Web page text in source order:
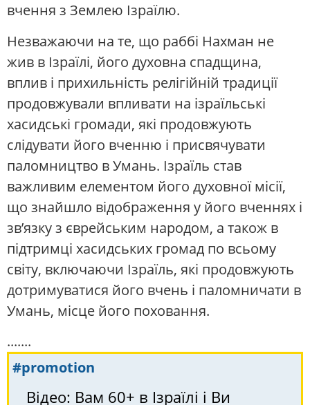
вчення з Землею Ізраїлю.
Незважаючи на те, що раббі Нахман не
жив в Ізраїлі, його духовна спадщина,
вплив і прихильність релігійній традиції
продовжували впливати на ізраїльські
хасидські громади, які продовжують
слідувати його вченню і присвячувати
паломництво в Умань. Ізраїль став
важливим елементом його духовної місії,
що знайшло відображення у його вченнях і
зв’язку з єврейським народом, а також в
підтримці хасидських громад по всьому
світу, включаючи Ізраїль, які продовжують
дотримуватися його вчень і паломничати в
Умань, місце його поховання.
.......
#promotion
Відео: Вам 60+ в Ізраїлі і Ви